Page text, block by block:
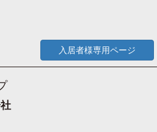
入居者様専用ページ